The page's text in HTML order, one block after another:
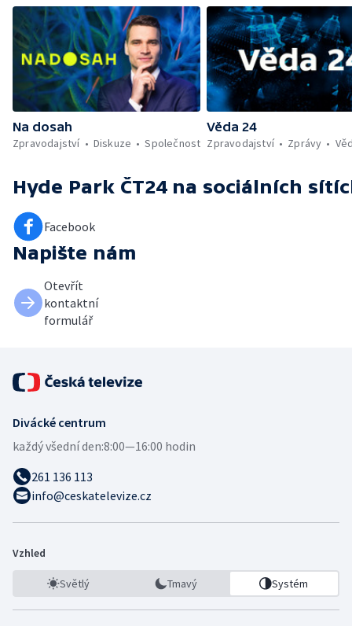
Na dosah
Zpravodajství
Diskuze Společnost
Věda 24
Zpravodajství
Zprávy
Hyde Park ČT24 na sociálních
Facebook
Napište nám
Otevřít
kontaktní
formulář
Divácké centrum
každý všední den:8:00—16:00 hodin
261 136 113
info@ceskatelevize.cz
Vzhled
Světlý Tmavý Systém